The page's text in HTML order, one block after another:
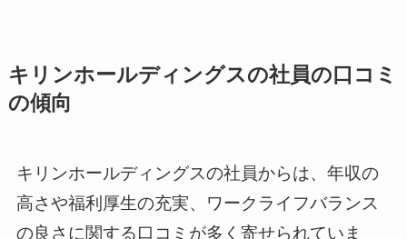
キリンホールディングスの社員の口コミ
の傾向
キリンホールディングスの社員からは、年収の
高さや福利厚生の充実、ワークライフバランス
の良さに関する口コミが多く寄せられていま